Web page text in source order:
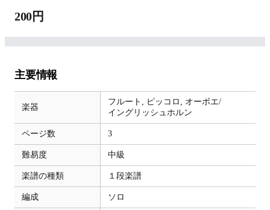
200円
主要情報
楽器
フルート, ピッコロ, オーボエ/
イングリッシュホルン
ページ数 3
難易度 中級
楽譜の種類 １段楽譜
編成 ソロ